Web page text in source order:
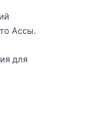
Ассы.
для